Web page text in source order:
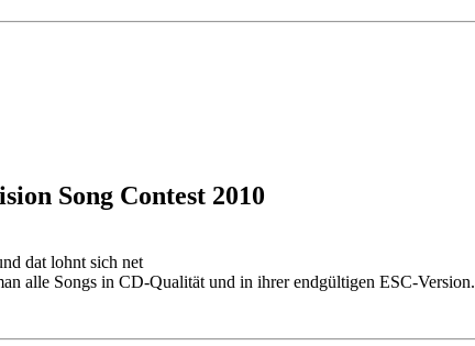
Song Contest 2010
dat lohnt sich net
alle Songs in CD-Qualität und in ihrer endgültigen ESC-Version.